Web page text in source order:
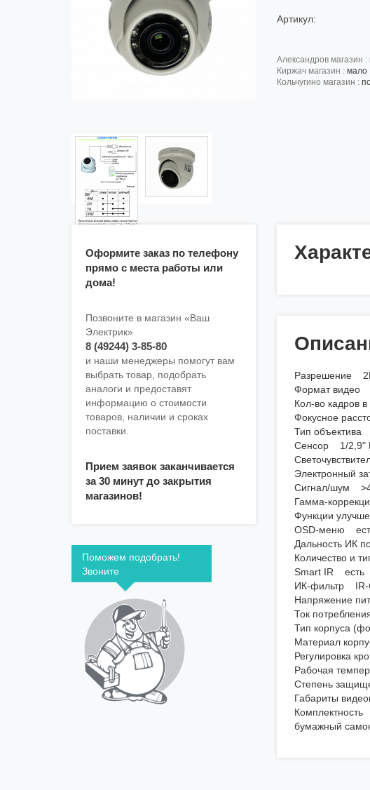
Артикул:
александров магазин :
киржач магазин : мало
кольчугино магазин :
Оформите заказ по телефону
прямо с места работы или
дома!
Позвоните в магазин «Ваш
Электрик»
8 (49244) 3-85-80
и наши менеджеры помогут вам
выбрать товар, подобрать
аналоги и предоставят
информацию о стоимости
товаров, наличии и сроках
поставки.
Прием заявок заканчивается
за 30 минут до закрытия
магазинов!
Поможем подобрать!
Звоните
Разрешение
Формат видео
Кол-во кадров
Фокусное
Тип
Сенсор 1/2,9"
Электронный
Сигнал/шум
Гамма-
Функции
OSD-меню
Дальность ИК
Количество и
Smart IR есть
ИК-фильтр IR-
Напряжение
Ток
Тип корпуса
Материал
Регулировка
Рабочая
Степень
Габариты
бумажный